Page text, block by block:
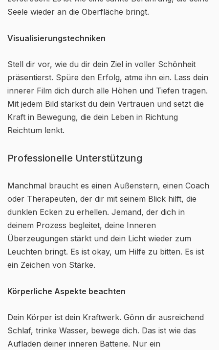
Seele wieder an die Oberfläche bringt.
Visualisierungstechniken
Stell dir vor, wie du dir dein Ziel in voller Schönheit
präsentierst. Spüre den Erfolg, atme ihn ein. Lass dein
innerer Film dich durch alle Höhen und Tiefen tragen.
Mit jedem Bild stärkst du dein Vertrauen und setzt die
Kraft in Bewegung, die dein Leben in Richtung
Reichtum lenkt.
Professionelle Unterstützung
Manchmal braucht es einen Außenstern, einen Coach
oder Therapeuten, der dir mit seinem Blick hilft, die
dunklen Ecken zu erhellen. Jemand, der dich in
deinem Prozess begleitet, deine Inneren
Überzeugungen stärkt und dein Licht wieder zum
Leuchten bringt. Es ist okay, um Hilfe zu bitten. Es ist
ein Zeichen von Stärke.
Körperliche Aspekte beachten
Dein Körper ist dein Kraftwerk. Gönn dir ausreichend
Schlaf, trinke Wasser, bewege dich. Das ist wie das
Aufladen deiner inneren Batterie. Nur ein